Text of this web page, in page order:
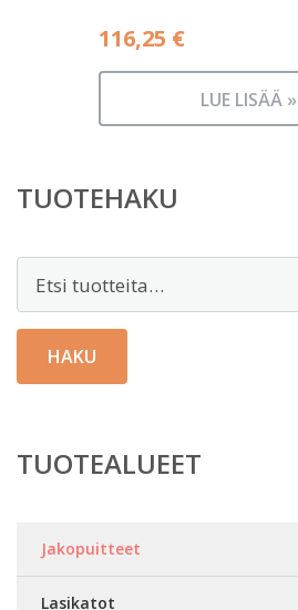
116,25 €
LUE LISÄÄ »
TUOTEHAKU
HAKU
TUOTEALUEET
Jakopuitteet
Lasikatot